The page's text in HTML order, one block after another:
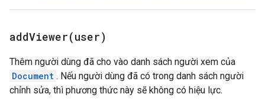
addViewer(user)
Thêm người dùng đã cho vào danh sách người xem của
Document . Nếu người dùng đã có trong danh sách người
chỉnh sửa, thì phương thức này sẽ không có hiệu lực.